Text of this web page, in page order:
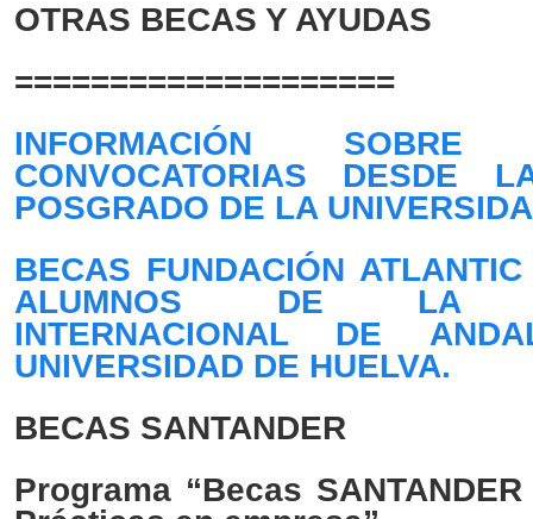
OTRAS BECAS Y AYUDAS
====================
INFORMACIÓN
CONVOCATORIAS DESDE
POSGRADO DE LA
BECAS FUNDACIÓN
ALUMNOS DE LA
INTERNACIONAL DE
UNIVERSIDAD DE HUELVA.
BECAS SANTANDER
Programa “Becas SANTANDER